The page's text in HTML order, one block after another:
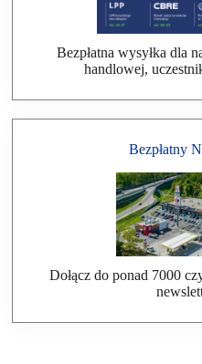
Bezpłatna wysyłka dla
handlowej,
Bezpłatny
Dołącz do ponad 7000